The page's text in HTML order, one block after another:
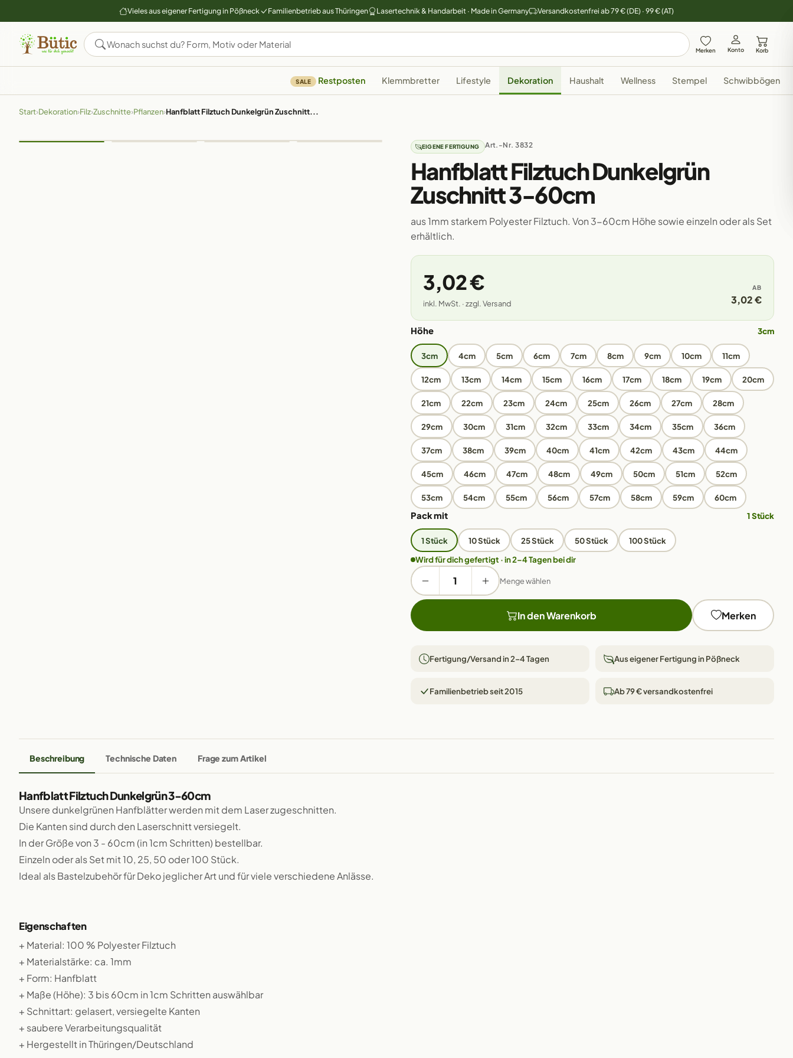
Vieles aus eigener Fertigung in Pößneck Familienbetrieb aus Thüringen Lasertechnik & Handarbeit · Made in Germany Versandkostenfrei ab 79 € (DE) · 99 € (AT)
Merken Konto Korb
SALE Restposten Klemmbretter Lifestyle Dekoration Haushalt Wellness Stempel Schwibbögen
Start›Dekoration›Filz›Zuschnitte›Pflanzen›Hanfblatt Filztuch Dunkelgrün Zuschnitt...
EIGENE FERTIGUNG Art.-Nr. 3832
Hanfblatt Filztuch Dunkelgrün
Zuschnitt 3-60cm
aus 1mm starkem Polyester Filztuch. Von 3-60cm Höhe sowie einzeln oder als Set
erhältlich.
3,02 €
inkl. MwSt. · zzgl. Versand
AB
3,02 €
Höhe 3cm
3cm 4cm 5cm 6cm 7cm 8cm 9cm 10cm 11cm
12cm 13cm 14cm 15cm 16cm 17cm 18cm 19cm 20cm
21cm 22cm 23cm 24cm 25cm 26cm 27cm 28cm
29cm 30cm 31cm 32cm 33cm 34cm 35cm 36cm
37cm 38cm 39cm 40cm 41cm 42cm 43cm 44cm
45cm 46cm 47cm 48cm 49cm 50cm 51cm 52cm
53cm 54cm 55cm 56cm 57cm 58cm 59cm 60cm
Pack mit 1 Stück
1 Stück 10 Stück 25 Stück 50 Stück
100 Stück
Wird für dich gefertigt · in 2–4 Tagen bei dir
Menge wählen
In den Warenkorb Merken
Fertigung/Versand in 2–4 Tagen Aus eigener Fertigung in Pößneck
Familienbetrieb seit 2015 Ab 79 € versandkostenfrei
Beschreibung Technische Daten Frage zum Artikel
Hanfblatt Filztuch Dunkelgrün 3-60cm
Unsere dunkelgrünen Hanfblätter werden mit dem Laser zugeschnitten.
Die Kanten sind durch den Laserschnitt versiegelt.
In der Größe von 3 - 60cm (in 1cm Schritten) bestellbar.
Einzeln oder als Set mit 10, 25, 50 oder 100 Stück.
Ideal als Bastelzubehör für Deko jeglicher Art und für viele verschiedene Anlässe.
Eigenschaften
+ Material: 100 % Polyester Filztuch
+ Materialstärke: ca. 1mm
+ Form: Hanfblatt
+ Maße (Höhe): 3 bis 60cm in 1cm Schritten auswählbar
+ Schnittart: gelasert, versiegelte Kanten
+ saubere Verarbeitungsqualität
+ Hergestellt in Thüringen/Deutschland